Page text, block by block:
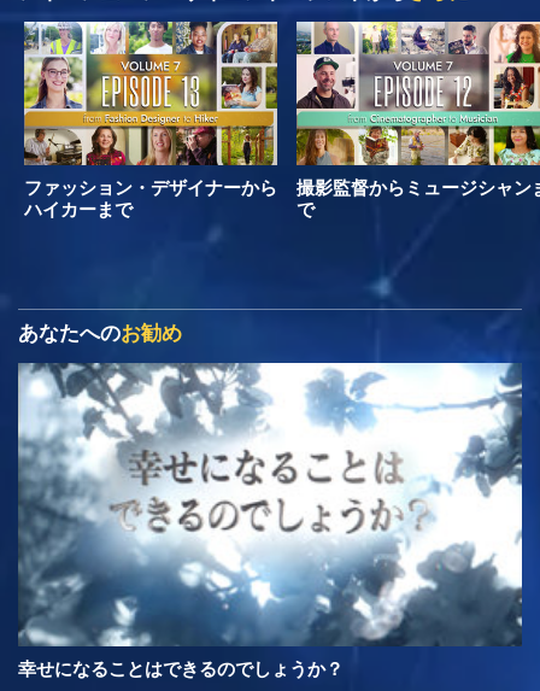
ファッション・デザイナーから
ハイカーまで
撮影監督からミュージシャン
で
あなたへのお勧め
幸せになることはできるのでしょうか？